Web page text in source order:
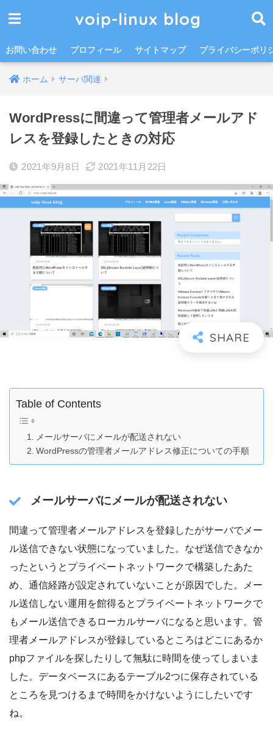
voip-linux blog
お問い合わせ プロフィール サイトマップ プライバシーポリ
ホーム サーバ関連
WordPressに間違って管理者メールアド
レスを登録したときの対応
2021年9月8日 2021年11月22日
Table of Contents
メールサーバにメールが配送されない
WordPressの管理者メールアドレス修正についての手順
メールサーバにメールが配送されない
間違って管理者メールアドレスを登録したがサーバでメー
ル送信できない状態になっていました。なぜ送信できなか
ったというとプライベートネットワークで構築したあた
め、通信経路が設定されていないことが原因でした。メー
ル送信しない運用を館得るとプライベートネットワークで
もメール送信できるローカルサーバになると思います。管
理者メールアドレスが登録しているところはどこにあるか
phpファイルを探したりして無駄に時間を使ってしまいま
した。データベースにあるテーブル2つに保存されている
ところを見つけるまで時間をかけないようにしたいです
ね。